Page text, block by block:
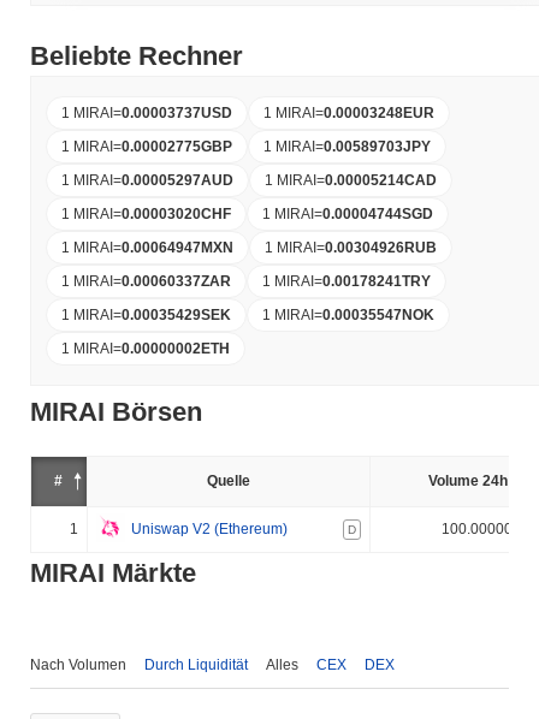
Beliebte Rechner
1 MIRAI=0.00003737USD 1 MIRAI=0.00003248EUR
1 MIRAI=0.00002775GBP 1 MIRAI=0.00589703JPY
1 MIRAI=0.00005297AUD 1 MIRAI=0.00005214CAD
1 MIRAI=0.00003020CHF 1 MIRAI=0.00004744SGD
1 MIRAI=0.00064947MXN 1 MIRAI=0.00304926RUB
1 MIRAI=0.00060337ZAR 1 MIRAI=0.00178241TRY
1 MIRAI=0.00035429SEK 1 MIRAI=0.00035547NOK
1 MIRAI=0.00000002ETH
MIRAI Börsen
# Quelle Volume 24h (%)
1 Uniswap V2 (Ethereum) D 100.000000%
MIRAI Märkte
Nach Volumen Durch Liquidität Alles CEX DEX